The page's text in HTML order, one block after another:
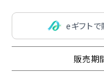
eギフト
販売期